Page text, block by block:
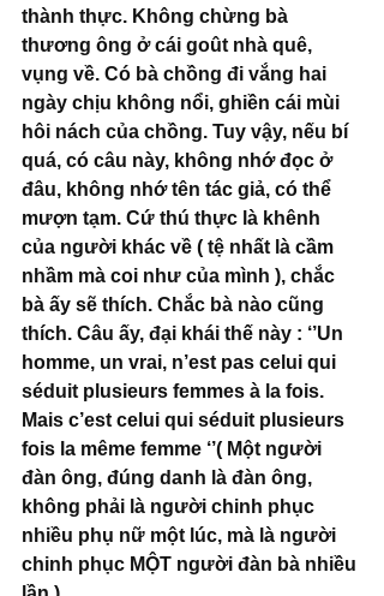
thành thực. Không chừng bà
thương ông ở cái goût nhà quê,
vụng về. Có bà chồng đi vắng hai
ngày chịu không nổi, ghiền cái mùi
hôi nách của chồng. Tuy vậy, nếu bí
quá, có câu này, không nhớ đọc ở
đâu, không nhớ tên tác giả, có thể
mượn tạm. Cứ thú thực là khênh
của người khác về ( tệ nhất là cầm
nhầm mà coi như của mình ), chắc
bà ấy sẽ thích. Chắc bà nào cũng
thích. Câu ấy, đại khái thế này : ‘’Un
homme, un vrai, n’est pas celui qui
séduit plusieurs femmes à la fois.
Mais c’est celui qui séduit plusieurs
fois la même femme ‘’( Một người
đàn ông, đúng danh là đàn ông,
không phải là người chinh phục
nhiều phụ nữ một lúc, mà là người
chinh phục MỘT người đàn bà nhiều